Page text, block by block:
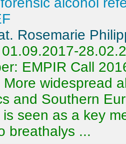
Rosemarie
EMPIR Call
More widespread
and Southern
seen as a key
breathalys ...